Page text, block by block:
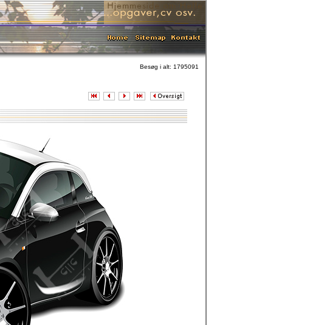
Besøg i alt: 1795091